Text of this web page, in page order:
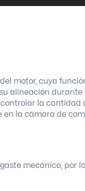
motor, cuya
alineación
la cantidad
en la cámara de
mecánico, por